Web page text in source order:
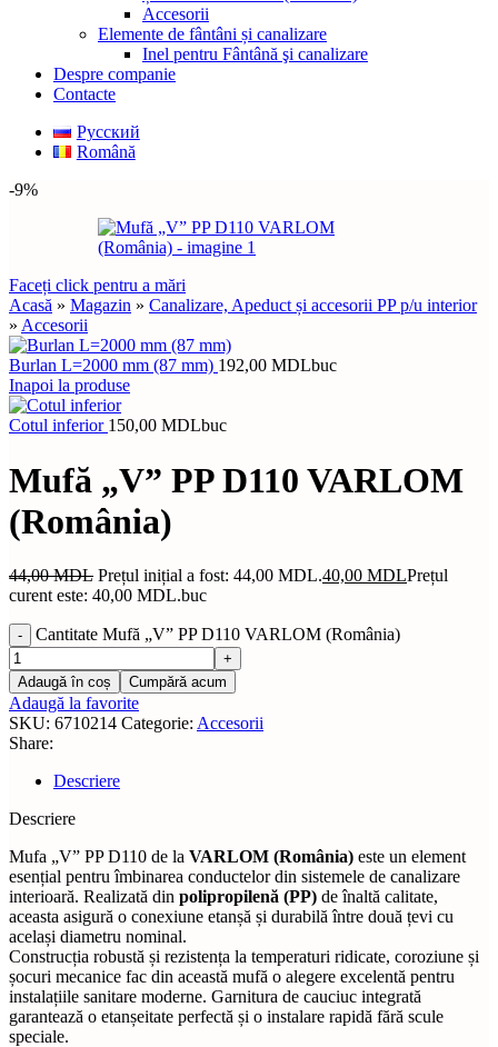
Accesorii
Elemente de fântâni și canalizare
Inel pentru Fântână şi canalizare
Despre companie
Contacte
Русский
Română
-9%
Faceți click pentru a mări
Acasă » Magazin » Canalizare, Apeduct și accesorii PP p/u interior
» Accesorii
Burlan L=2000 mm (87 mm) 192,00 MDLbuc
Inapoi la produse
Cotul inferior 150,00 MDLbuc
Mufă „V” PP D110 VARLOM
(România)
44,00MDL Prețul inițial a fost: 44,00 MDL.40,00 MDLPrețul
curent este: 40,00 MDL.buc
Cantitate Mufă „V” PP D110 VARLOM (România)
Adaugă în coș Cumpără acum
Adaugă la favorite
SKU: 6710214 Categorie: Accesorii
Share:
Descriere
Descriere
Mufa „V” PP D110 de la VARLOM (România) este un element
esențial pentru îmbinarea conductelor din sistemele de canalizare
interioară. Realizată din polipropilenă (PP) de înaltă calitate,
aceasta asigură o conexiune etanșă și durabilă între două țevi cu
același diametru nominal.
Construcția robustă și rezistența la temperaturi ridicate, coroziune și
șocuri mecanice fac din această mufă o alegere excelentă pentru
instalațiile sanitare moderne. Garnitura de cauciuc integrată
garantează o etanșeitate perfectă și o instalare rapidă fără scule
speciale.